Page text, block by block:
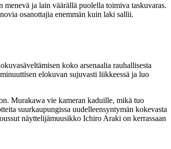
menevä ja lain väärällä puolella toimiva taskuvaras.
osanottajia enemmän kuin laki sallii.
koko arsenaalia rauhallisesta
elokuvan sujuvasti liikkeessä ja luo
Murakawa vie kameran kaduille, mikä tuo
suurkaupungissa uudelleensyntymän kokevasta
näyttelijämuusikko Ichiro Araki on kerrassaan